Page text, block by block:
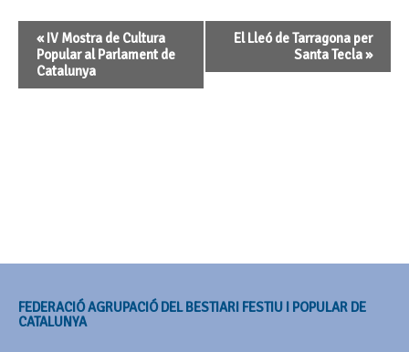
Navegació
d'Esdeveniment
«IV Mostra de Cultura
Popular al Parlament de
Catalunya
El Lleó de Tarragona per
Santa Tecla»
FEDERACIÓ AGRUPACIÓ DEL BESTIARI FESTIU I POPULAR DE
CATALUNYA